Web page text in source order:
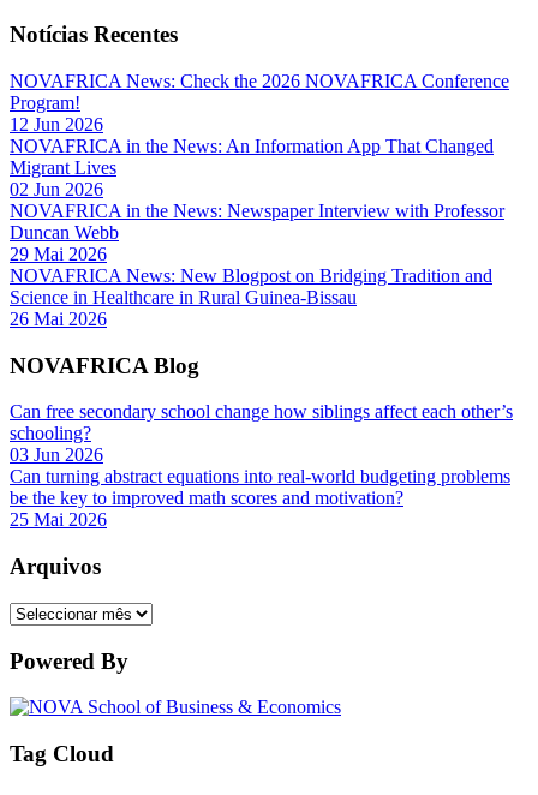
Notícias Recentes
NOVAFRICA News: Check the 2026 NOVAFRICA Conference
Program!
12 Jun 2026
NOVAFRICA in the News: An Information App That Changed
Migrant Lives
02 Jun 2026
NOVAFRICA in the News: Newspaper Interview with Professor
Duncan Webb
29 Mai 2026
NOVAFRICA News: New Blogpost on Bridging Tradition and
Science in Healthcare in Rural Guinea-Bissau
26 Mai 2026
NOVAFRICA Blog
Can free secondary school change how siblings affect each other’s
schooling?
03 Jun 2026
Can turning abstract equations into real-world budgeting problems
be the key to improved math scores and motivation?
25 Mai 2026
Arquivos
Arquivos
Powered By
Tag Cloud